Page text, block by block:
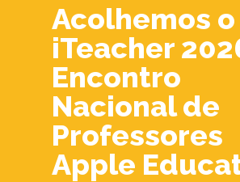
Acolhemos o
iTeacher
Encontro
Nacional de
Professores
Apple